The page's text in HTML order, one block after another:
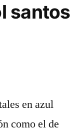
santos
en azul
como el de